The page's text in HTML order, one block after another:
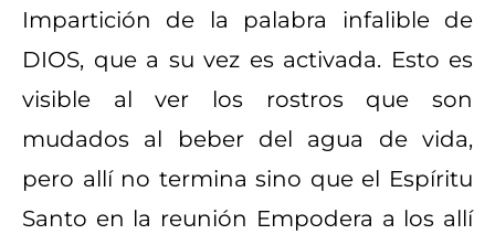
​Impartición de la palabra infalible de
DIOS, que a su vez es activada. Esto es
visible al ver los rostros que son
mudados al beber del agua de vida,
pero allí no termina sino que el Espíritu
Santo en la reunión Empodera a los allí